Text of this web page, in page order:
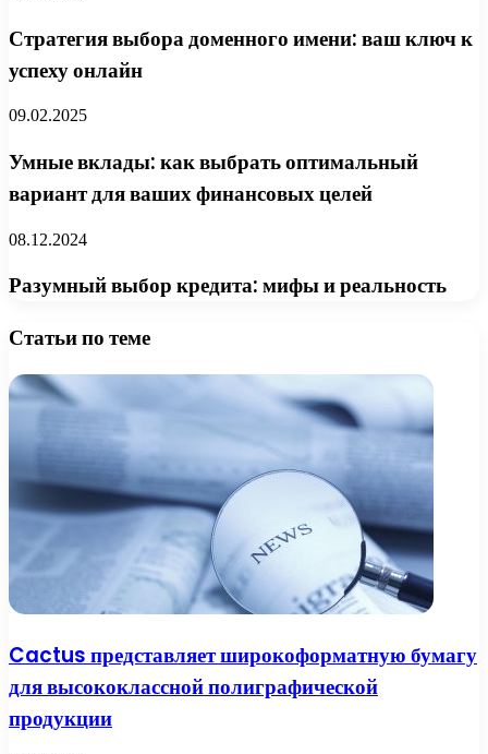
Стратегия выбора доменного имени: ваш ключ к
успеху онлайн
09.02.2025
Умные вклады: как выбрать оптимальный
вариант для ваших финансовых целей
08.12.2024
Разумный выбор кредита: мифы и реальность
Статьи по теме
Cactus представляет широкоформатную бумагу
для высококлассной полиграфической
продукции